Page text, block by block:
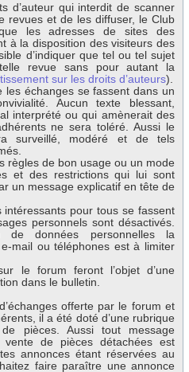
d’auteur qui interdit de scanner
revues et de les diffuser, le Club
les adresses de sites des
à la disposition des visiteurs des
d’indiquer que tel ou tel sujet
revue sans pour autant la
sur les droits d’auteurs).
échanges se fassent dans un
Aucun texte blessant,
interprété ou qui amènerait des
ne sera toléré. Aussi le
surveillé, modéré et de tels
règles de bon usage ou un mode
et des restrictions qui lui sont
un message explicatif en tête de
pour tous se fassent
personnels sont désactivés.
de données personnelles la
mail ou téléphones est à limiter
le forum feront l’objet d’une
dans le bulletin.
offerte par le forum et
il a été doté d’une rubrique
pièces. Aussi tout message
de pièces détachées est
annonces étant réservées au
faire paraître une annonce